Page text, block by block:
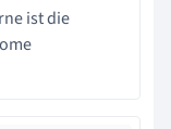
ist die